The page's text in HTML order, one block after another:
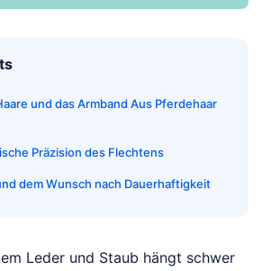
und das Armband Aus Pferdehaar
Präzision des Flechtens
dem Wunsch nach Dauerhaftigkeit
Leder und Staub hängt schwer